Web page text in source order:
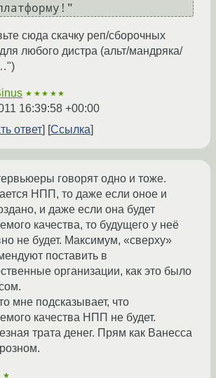
сюда скачку реп/сборочных
любого дистра (альт/мандряка/
★★★★★
16:39:58 +00:00
ответ
Ссылка
говорят одно и тоже.
НПП, то даже если оное и
и даже если она будет
качества, то будущего у неё
не будет. Максимум, «сверху»
поставить в
организации, как это было
мне подсказывает, что
качества НПП не будет.
трата денег. Прям как Ванесса
★